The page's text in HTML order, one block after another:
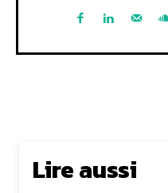
Lire aussi